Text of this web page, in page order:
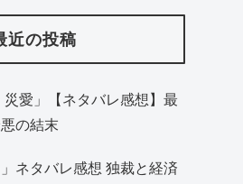
近の投稿
災愛」【ネタバレ感想】最
の結末
」ネタバレ感想 独裁と経済